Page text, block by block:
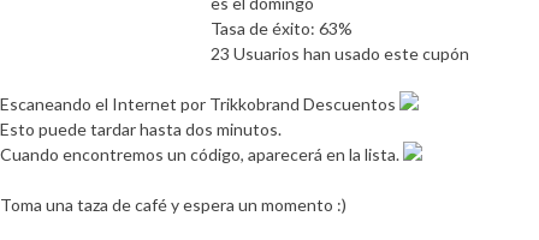
Tasa de éxito: 63%
23 Usuarios han usado este cupón
Escaneando el Internet por Trikkobrand Descuentos
Esto puede tardar hasta dos minutos.
Cuando encontremos un código, aparecerá en la lista.
Toma una taza de café y espera un momento :)